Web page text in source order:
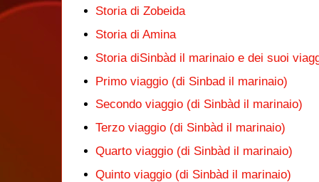
Storia di Zobeida
Storia di Amina
Storia diSinbàd il marinaio e dei suoi
Primo viaggio (di Sinbad il marinaio)
Secondo viaggio (di Sinbàd il marinaio)
Terzo viaggio (di Sinbàd il marinaio)
Quarto viaggio (di Sinbàd il marinaio)
Quinto viaggio (di Sinbàd il marinaio)